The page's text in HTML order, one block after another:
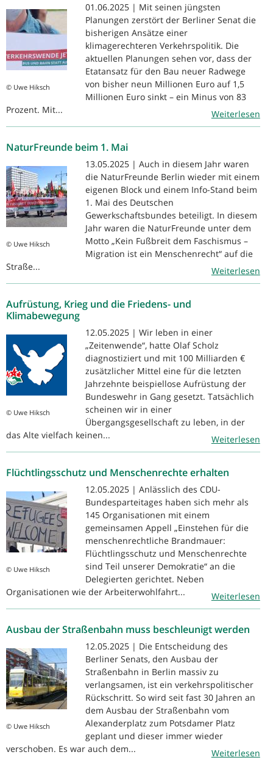
© Uwe Hiksch
01.06.2025 | Mit seinen jüngsten
Planungen zerstört der Berliner Senat die
bisherigen Ansätze einer
klimagerechteren Verkehrspolitik. Die
aktuellen Planungen sehen vor, dass der
Etatansatz für den Bau neuer Radwege
von bisher neun Millionen Euro auf 1,5
Millionen Euro sinkt – ein Minus von 83
Prozent. Mit...
Weiterlesen
NaturFreunde beim 1. Mai
© Uwe Hiksch
13.05.2025 | Auch in diesem Jahr waren
die NaturFreunde Berlin wieder mit einem
eigenen Block und einem Info-Stand beim
1. Mai des Deutschen
Gewerkschaftsbundes beteiligt. In diesem
Jahr waren die NaturFreunde unter dem
Motto „Kein Fußbreit dem Faschismus –
Migration ist ein Menschenrecht“ auf die
Straße...
Weiterlesen
Aufrüstung, Krieg und die Friedens- und
Klimabewegung
© Uwe Hiksch
12.05.2025 | Wir leben in einer
„Zeitenwende“, hatte Olaf Scholz
diagnostiziert und mit 100 Milliarden €
zusätzlicher Mittel eine für die letzten
Jahrzehnte beispiellose Aufrüstung der
Bundeswehr in Gang gesetzt. Tatsächlich
scheinen wir in einer
Übergangsgesellschaft zu leben, in der
das Alte vielfach keinen...
Weiterlesen
Flüchtlingsschutz und Menschenrechte erhalten
© Uwe Hiksch
12.05.2025 | Anlässlich des CDU-
Bundesparteitages haben sich mehr als
145 Organisationen mit einem
gemeinsamen Appell „Einstehen für die
menschenrechtliche Brandmauer:
Flüchtlingsschutz und Menschenrechte
sind Teil unserer Demokratie“ an die
Delegierten gerichtet. Neben
Organisationen wie der Arbeiterwohlfahrt...
Weiterlesen
Ausbau der Straßenbahn muss beschleunigt werden
© Uwe Hiksch
12.05.2025 | Die Entscheidung des
Berliner Senats, den Ausbau der
Straßenbahn in Berlin massiv zu
verlangsamen, ist ein verkehrspolitischer
Rückschritt. So wird seit fast 30 Jahren an
dem Ausbau der Straßenbahn vom
Alexanderplatz zum Potsdamer Platz
geplant und dieser immer wieder
verschoben. Es war auch dem...
Weiterlesen